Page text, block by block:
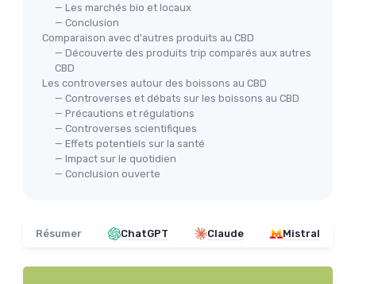
— Les marchés bio et locaux
— Conclusion
Comparaison avec d'autres produits au CBD
— Découverte des produits trip comparés aux autres
CBD
Les controverses autour des boissons au CBD
— Controverses et débats sur les boissons au CBD
— Précautions et régulations
— Controverses scientifiques
— Effets potentiels sur la santé
— Impact sur le quotidien
— Conclusion ouverte
Résumer ChatGPT Claude Mistral